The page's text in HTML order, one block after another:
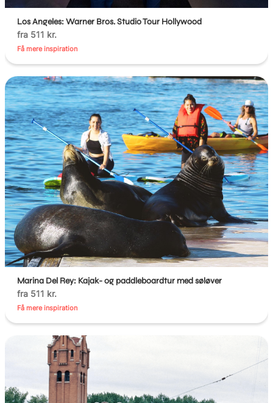
Los Angeles: Warner Bros. Studio Tour Hollywood
fra 511 kr.
Få mere inspiration
Marina Del Rey: Kajak- og paddleboardtur med søløver
fra 511 kr.
Få mere inspiration